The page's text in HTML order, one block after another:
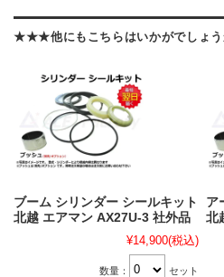
★★★他にもこちらはいかがでしょ
ブーム シリンダー シールキット
北越 エアマン AX27U-3 社外品
¥14,900(税込)
数量： セット
ア
北